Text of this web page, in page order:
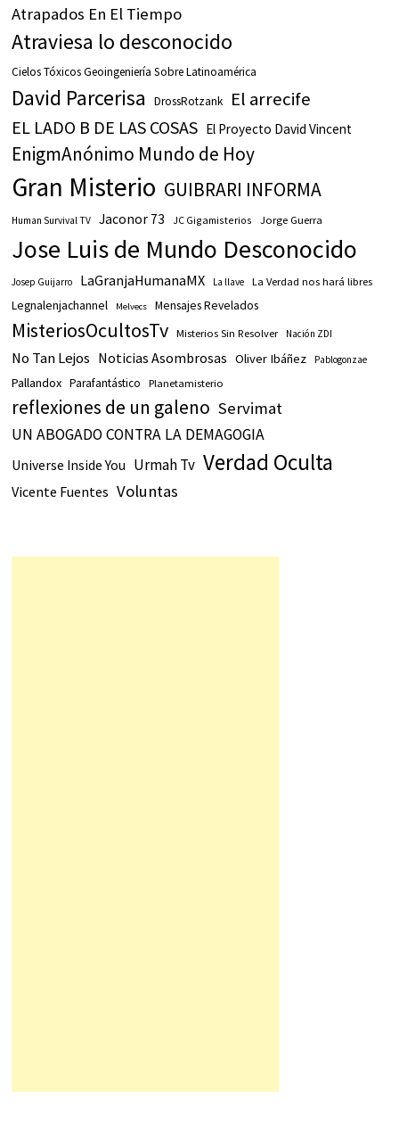
Atrapados En El Tiempo
Atraviesa lo desconocido
Cielos Tóxicos Geoingeniería Sobre Latinoamérica
David Parcerisa DrossRotzank El arrecife
EL LADO B DE LAS COSAS El Proyecto David Vincent
EnigmAnónimo Mundo de Hoy
Gran Misterio GUIBRARI INFORMA
Human Survival TV Jaconor 73 JC Gigamisterios Jorge Guerra
Jose Luis de Mundo Desconocido
Josep Guijarro LaGranjaHumanaMX La llave La Verdad nos hará libres
Legnalenjachannel Melvecs Mensajes Revelados
MisteriosOcultosTv Misterios Sin Resolver Nación ZDI
No Tan Lejos Noticias Asombrosas Oliver Ibáñez Pablogonzae
Pallandox Parafantástico Planetamisterio
reflexiones de un galeno Servimat
UN ABOGADO CONTRA LA DEMAGOGIA
Universe Inside You Urmah Tv Verdad Oculta
Vicente Fuentes Voluntas